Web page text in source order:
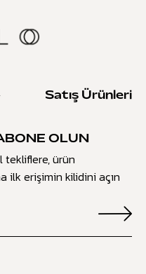
Satış Ürünleri
OLUN
ürün
ilk erişimin kilidini açın